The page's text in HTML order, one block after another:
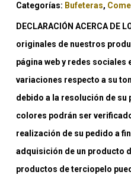
Categorías: Bufeteras,
DECLARACIÓN ACERCA DE
originales de nuestros
página web y redes sociales
variaciones respecto a su
debido a la resolución de su
colores podrán ser
realización de su pedido a
adquisición de un producto
productos de terciopelo